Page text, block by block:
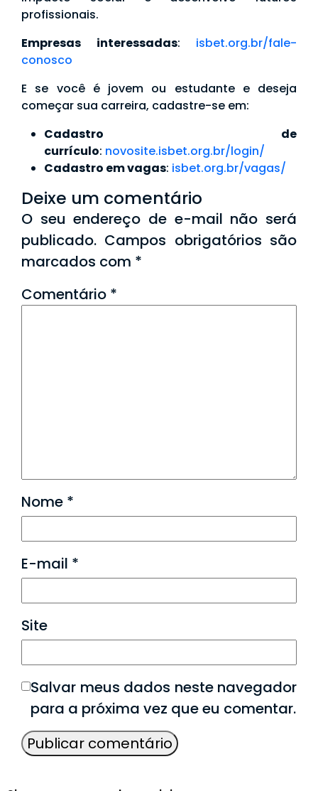
profissionais.
Empresas interessadas: isbet.org.br/fale-
conosco
E se você é jovem ou estudante e deseja
começar sua carreira, cadastre-se em:
Cadastro de
currículo: novosite.isbet.org.br/login/
Cadastro em vagas: isbet.org.br/vagas/
Deixe um comentário
O seu endereço de e-mail não será
publicado. Campos obrigatórios são
marcados com *
Comentário *
Nome *
E-mail *
Site
Salvar meus dados neste navegador
para a próxima vez que eu comentar.